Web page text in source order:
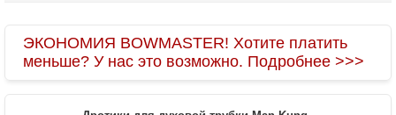
ЭКОНОМИЯ BOWMASTER! Хотите платить
меньше? У нас это возможно. Подробнее >>>